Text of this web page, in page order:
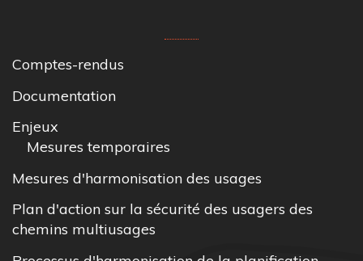
Comptes-rendus
Documentation
Enjeux
Mesures temporaires
Mesures d'harmonisation des usages
Plan d'action sur la sécurité des usagers des
chemins multiusages